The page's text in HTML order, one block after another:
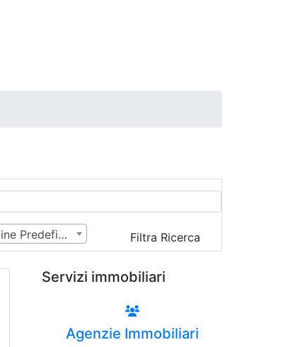
Ordine Predefinito Filtra Ricerca
Servizi immobiliari
Agenzie Immobiliari